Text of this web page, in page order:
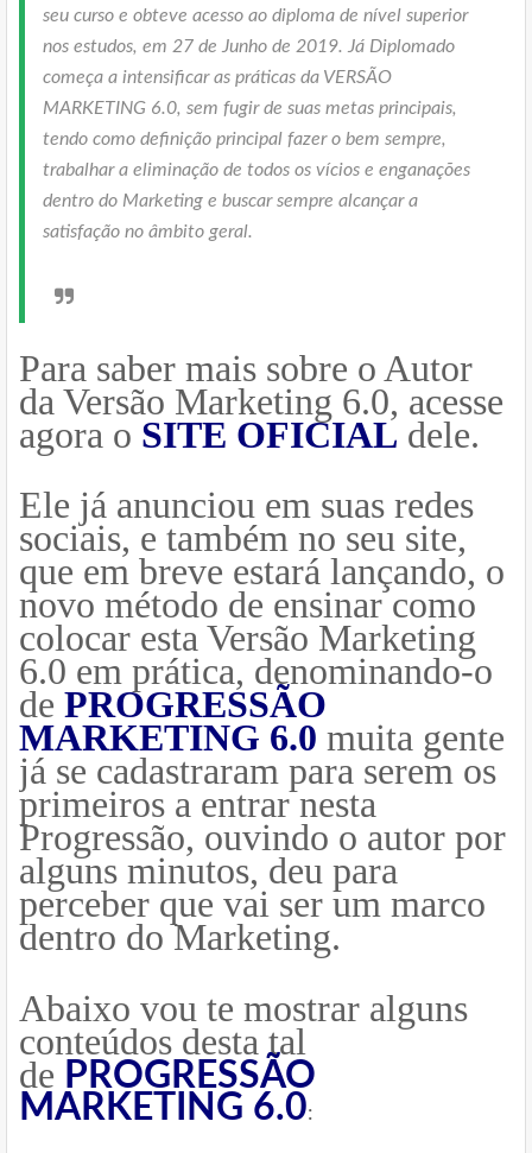
seu curso e obteve acesso ao diploma de nível superior
nos estudos, em 27 de Junho de 2019. Já Diplomado
começa a intensificar as práticas da VERSÃO
MARKETING 6.0, sem fugir de suas metas principais,
tendo como definição principal fazer o bem sempre,
trabalhar a eliminação de todos os vícios e enganações
dentro do Marketing e buscar sempre alcançar a
satisfação no âmbito geral.
Para saber mais sobre o Autor
da Versão Marketing 6.0, acesse
agora o SITE OFICIAL dele.
Ele já anunciou em suas redes
sociais, e também no seu site,
que em breve estará lançando, o
novo método de ensinar como
colocar esta Versão Marketing
6.0 em prática, denominando-o
de PROGRESSÃO
MARKETING 6.0 muita gente
já se cadastraram para serem os
primeiros a entrar nesta
Progressão, ouvindo o autor por
alguns minutos, deu para
perceber que vai ser um marco
dentro do Marketing.
Abaixo vou te mostrar alguns
conteúdos desta tal
de PROGRESSÃO
MARKETING 6.0: